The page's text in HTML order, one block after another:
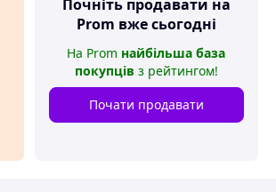
Почніть продавати на
Prom вже сьогодні
На Prom найбільша база
покупців з рейтингом!
Почати продавати